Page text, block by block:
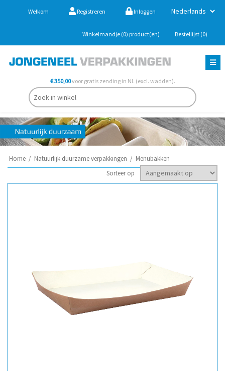
Welkom Registreren Inloggen
Winkelmandje (0) product(en) Bestellijst (0)
€ 350,00voor gratis zending in NL (excl. wadden).
Home / Natuurlijk duurzame verpakkingen / Menubakken
Sorteer op